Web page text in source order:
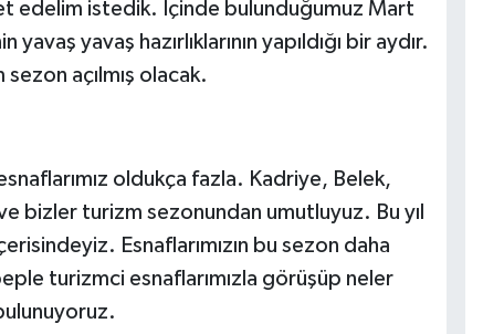
edelim istedik. İçinde bulunduğumuz Mart
yavaş hazırlıklarının yapıldığı bir aydır.
açılmış olacak.
oldukça fazla. Kadriye, Belek,
bizler turizm sezonundan umutluyuz. Bu yıl
Esnaflarımızın bu sezon daha
turizmci esnaflarımızla görüşüp neler